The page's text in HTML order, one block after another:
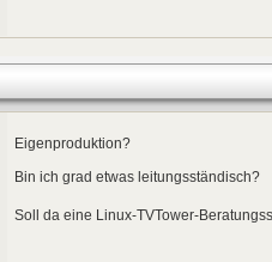
Eigenproduktion?
Bin ich grad etwas leitungsständisch?
Soll da eine Linux-TVTower-